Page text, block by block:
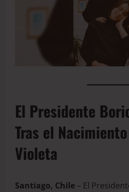
El Presidente
Tras el
Violeta
Santiago, Chile – El